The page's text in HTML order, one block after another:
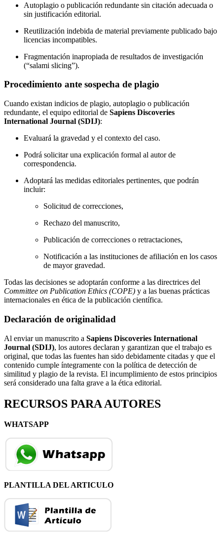
Autoplagio o publicación redundante sin citación adecuada o
sin justificación editorial.
Reutilización indebida de material previamente publicado bajo
licencias incompatibles.
Fragmentación inapropiada de resultados de investigación
(“salami slicing”).
Procedimiento ante sospecha de plagio
Cuando existan indicios de plagio, autoplagio o publicación
redundante, el equipo editorial de Sapiens Discoveries
International Journal (SDIJ):
Evaluará la gravedad y el contexto del caso.
Podrá solicitar una explicación formal al autor de
correspondencia.
Adoptará las medidas editoriales pertinentes, que podrán
incluir:
Solicitud de correcciones,
Rechazo del manuscrito,
Publicación de correcciones o retractaciones,
Notificación a las instituciones de afiliación en los casos
de mayor gravedad.
Todas las decisiones se adoptarán conforme a las directrices del
Committee on Publication Ethics (COPE) y a las buenas prácticas
internacionales en ética de la publicación científica.
Declaración de originalidad
Al enviar un manuscrito a Sapiens Discoveries International
Journal (SDIJ), los autores declaran y garantizan que el trabajo es
original, que todas las fuentes han sido debidamente citadas y que el
contenido cumple íntegramente con la política de detección de
similitud y plagio de la revista. El incumplimiento de estos principios
será considerado una falta grave a la ética editorial.
RECURSOS PARA AUTORES
WHATSAPP
PLANTILLA DEL ARTICULO